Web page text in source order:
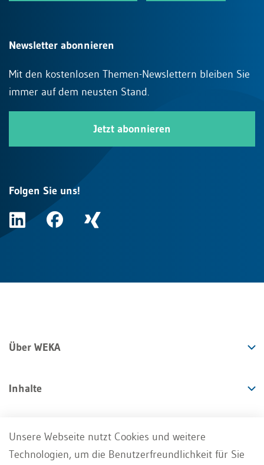
Newsletter abonnieren
Mit den kostenlosen Themen-Newslettern bleiben Sie
immer auf dem neusten Stand.
Jetzt abonnieren
Folgen Sie uns!
Über WEKA
Inhalte
Angebote
Unsere Webseite nutzt Cookies und weitere
Technologien, um die Benutzerfreundlichkeit für Sie